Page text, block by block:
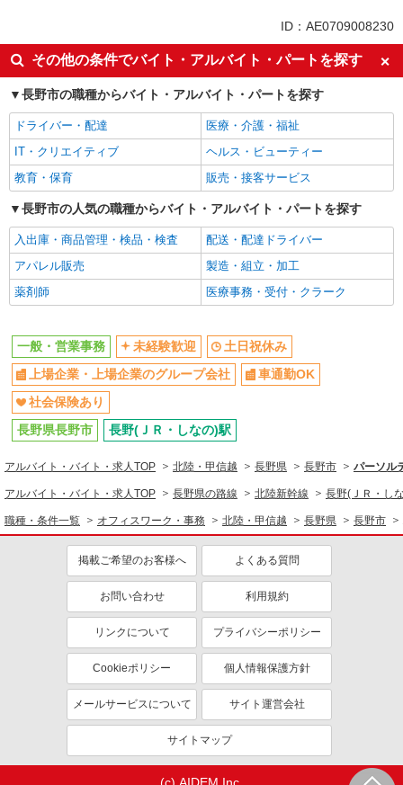
上場企業・上場企業のグループ会
社
車通勤OK
社会保険あり
ID：AE0709008230
その他の条件でバイト・アルバイト・パートを探す
長野市の職種からバイト・アルバイト・パートを探す
ドライバー・配達
医療・介護・福祉
IT・クリエイティブ
ヘルス・ビューティー
教育・保育
販売・接客サービス
長野市の人気の職種からバイト・アルバイト・パートを探す
入出庫・商品管理・検品・検査
配送・配達ドライバー
アパレル販売
製造・組立・加工
薬剤師
医療事務・受付・クラーク
一般・営業事務 未経験歓迎
土日祝休み
上場企業・上場企業のグループ会社
車通勤OK
社会保険あり
長野県長野市
長野(ＪＲ・しなの)駅
アルバイト・バイト・求人TOP 北陸・甲信越 長野県 長野市 パーソル
アルバイト・バイト・求人TOP 長野県の路線 北陸新幹線 長野(ＪＲ・し
職種・条件一覧 オフィスワーク・事務 北陸・甲信越 長野県 長野市
掲載ご希望のお客様へ よくある質問
お問い合わせ 利用規約
リンクについて プライバシーポリシー
Cookieポリシー 個人情報保護方針
メールサービスについて サイト運営会社
サイトマップ